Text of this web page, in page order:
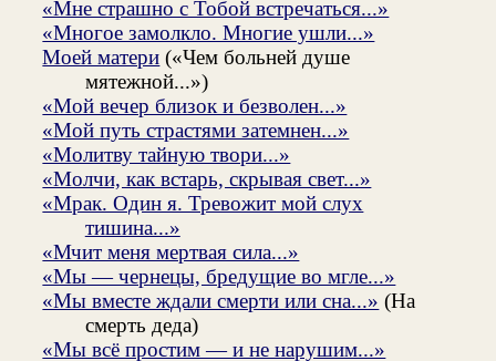
«Мне страшно с Тобой встречаться...»
«Многое замолкло. Многие ушли...»
Моей матери («Чем больней душе
мятежной...»)
«Мой вечер близок и безволен...»
«Мой путь страстями затемнен...»
«Молитву тайную твори...»
«Молчи, как встарь, скрывая свет...»
«Мрак. Один я. Тревожит мой слух
тишина...»
«Мчит меня мертвая сила...»
«Мы — чернецы, бредущие во мгле...»
«Мы вместе ждали смерти или сна...» (На
смерть деда)
«Мы всё простим — и не нарушим...»